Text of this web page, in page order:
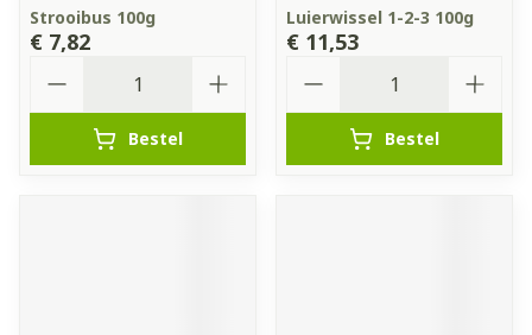
Strooibus 100g
€ 7,82
Bestel
Luierwissel 1-2-3 100g
€ 11,53
Bestel